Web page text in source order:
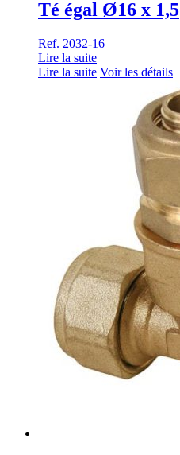
Té égal Ø16 x 1,5
Ref. 2032-16
Lire la suite
Lire la suite Voir les détails